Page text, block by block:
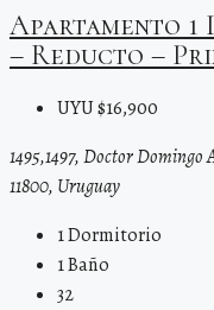
Apartamento
– Reducto –
UYU $16,900
1495,1497, Doctor Domingo
11800, Uruguay
1Dormitorio
1Baño
32